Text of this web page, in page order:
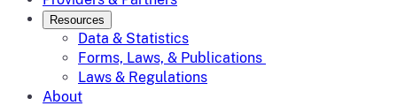
Resources
Data & Statistics
Forms, Laws, & Publications
Laws & Regulations
About